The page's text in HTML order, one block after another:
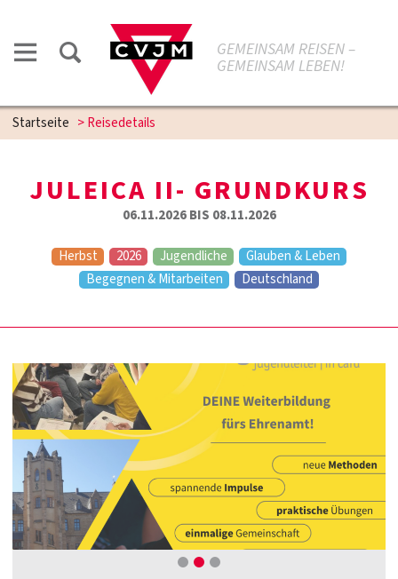
GEMEINSAM REISEN –
GEMEINSAM LEBEN!
Startseite >Reisedetails
JULEICA II- GRUNDKURS
06.11.2026 BIS 08.11.2026
Herbst 2026 Jugendliche
Glauben & Leben
Begegnen & Mitarbeiten
Deutschland